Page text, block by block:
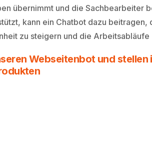
übernimmt und die Sachbearbeiter
kann ein Chatbot dazu beitragen,
zu steigern und die
Webseitenbot und stellen